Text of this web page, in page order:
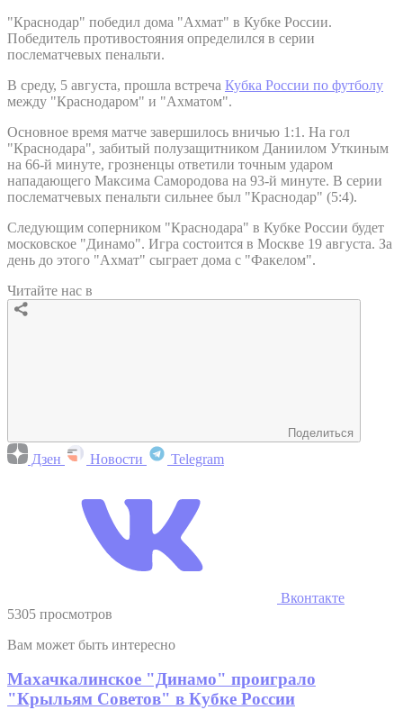
"Краснодар" победил дома "Ахмат" в Кубке России.
Победитель противостояния определился в серии
послематчевых пенальти.
В среду, 5 августа, прошла встреча Кубка России по футболу
между "Краснодаром" и "Ахматом".
Основное время матче завершилось вничью 1:1. На гол
"Краснодара", забитый полузащитником Даниилом Уткиным
на 66-й минуте, грозненцы ответили точным ударом
нападающего Максима Самородова на 93-й минуте. В серии
послематчевых пенальти сильнее был "Краснодар" (5:4).
Следующим соперником "Краснодара" в Кубке России будет
московское "Динамо". Игра состоится в Москве 19 августа. За
день до этого "Ахмат" сыграет дома с "Факелом".
Читайте нас в
Поделиться
Дзен Новости Telegram
Вконтакте
5305 просмотров
Вам может быть интересно
Махачкалинское "Динамо" проиграло
"Крыльям Советов" в Кубке России